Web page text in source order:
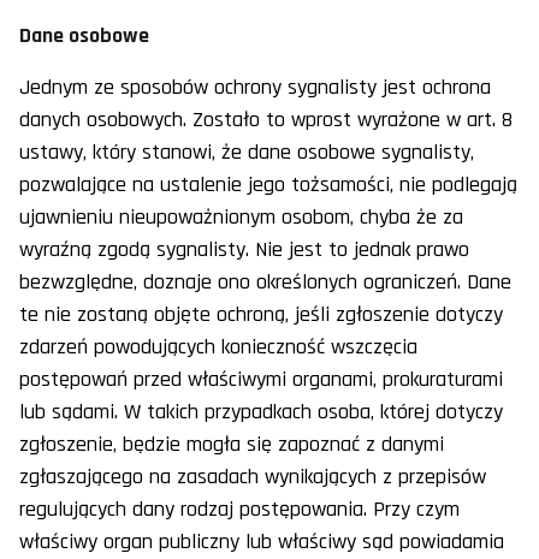
Dane osobowe
Jednym ze sposobów ochrony sygnalisty jest ochrona
danych osobowych. Zostało to wprost wyrażone w art. 8
ustawy, który stanowi, że dane osobowe sygnalisty,
pozwalające na ustalenie jego tożsamości, nie podlegają
ujawnieniu nieupoważnionym osobom, chyba że za
wyraźną zgodą sygnalisty. Nie jest to jednak prawo
bezwzględne, doznaje ono określonych ograniczeń. Dane
te nie zostaną objęte ochroną, jeśli zgłoszenie dotyczy
zdarzeń powodujących konieczność wszczęcia
postępowań przed właściwymi organami, prokuraturami
lub sądami. W takich przypadkach osoba, której dotyczy
zgłoszenie, będzie mogła się zapoznać z danymi
zgłaszającego na zasadach wynikających z przepisów
regulujących dany rodzaj postępowania. Przy czym
właściwy organ publiczny lub właściwy sąd powiadamia